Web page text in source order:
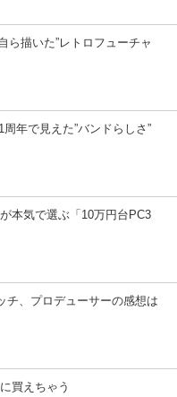
描いた”レトロフューチャ
年で見えた”バンドらしさ”
本気で選ぶ「10万円台PC3
チ、プロデューサーの感想は
買えちゃう